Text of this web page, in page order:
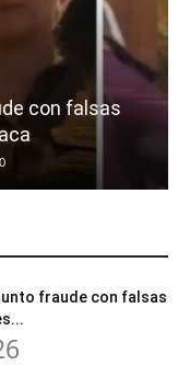
con falsas
0
fraude con falsas